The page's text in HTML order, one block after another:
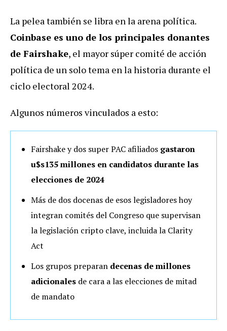
La pelea también se libra en la arena política.
Coinbase es uno de los principales donantes
de Fairshake, el mayor súper comité de acción
política de un solo tema en la historia durante el
ciclo electoral 2024.
Algunos números vinculados a esto:
Fairshake y dos super PAC afiliados gastaron
u$s135 millones en candidatos durante las
elecciones de 2024
Más de dos docenas de esos legisladores hoy
integran comités del Congreso que supervisan
la legislación cripto clave, incluida la Clarity
Act
Los grupos preparan decenas de millones
adicionales de cara a las elecciones de mitad
de mandato